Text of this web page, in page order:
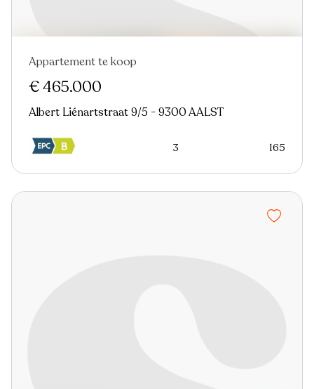
Nieuw
Appartement te koop
€ 465.000
Albert Liénartstraat 9/5 - 9300 AALST
3 165